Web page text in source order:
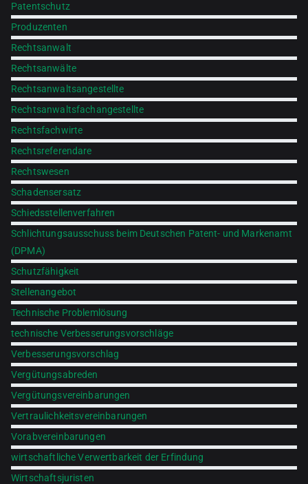
Patentschutz
Produzenten
Rechtsanwalt
Rechtsanwälte
Rechtsanwaltsangestellte
Rechtsanwaltsfachangestellte
Rechtsfachwirte
Rechtsreferendare
Rechtswesen
Schadensersatz
Schiedsstellenverfahren
Schlichtungsausschuss beim Deutschen Patent- und Markenamt
(DPMA)
Schutzfähigkeit
Stellenangebot
Technische Problemlösung
technische Verbesserungsvorschläge
Verbesserungsvorschlag
Vergütungsabreden
Vergütungsvereinbarungen
Vertraulichkeitsvereinbarungen
Vorabvereinbarungen
wirtschaftliche Verwertbarkeit der Erfindung
Wirtschaftsjuristen